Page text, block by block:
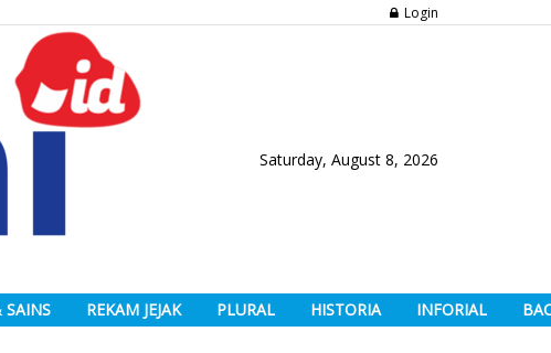
Login
Saturday, August 8, 2026
SAINS REKAM JEJAK PLURAL HISTORIA INFORIAL